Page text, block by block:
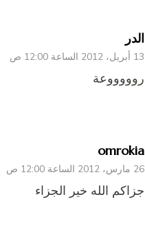
الدر
13 أبريل، 2012 الساعة 12:00 ص
روووووعة
omrokia
26 مارس، 2012 الساعة 12:00 ص
جزاكم الله خير الجزاء